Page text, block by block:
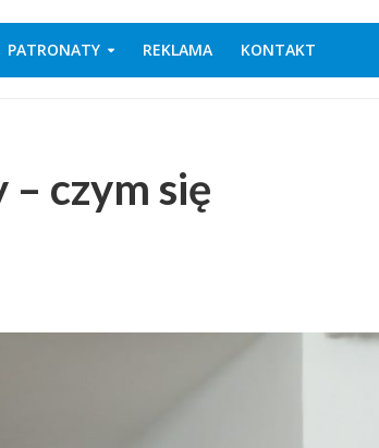
PATRONATY REKLAMA KONTAKT
czym się